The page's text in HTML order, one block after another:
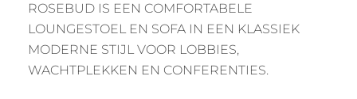
ROSEBUD IS EEN COMFORTABELE
LOUNGESTOEL EN SOFA IN EEN KLASSIEK
MODERNE STIJL VOOR LOBBIES,
WACHTPLEKKEN EN CONFERENTIES.